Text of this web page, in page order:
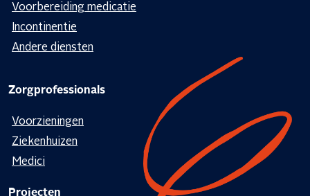
Voorbereiding medicatie
Incontinentie
Andere diensten
Zorgprofessionals
Voorzieningen
Ziekenhuizen
Medici
Projecten